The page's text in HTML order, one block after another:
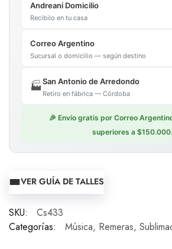
Andreani Domicilio
Recibilo en tu casa
Correo Argentino
Sucursal o domicilio — según destino
🏭San Antonio de Arredondo
Retiro en fábrica — Córdoba
🎉 Envío gratis por Correo
superiores a $150.000.
VER GUÍA DE TALLES
SKU:
Cs433
Categorías:
Música, Remeras,